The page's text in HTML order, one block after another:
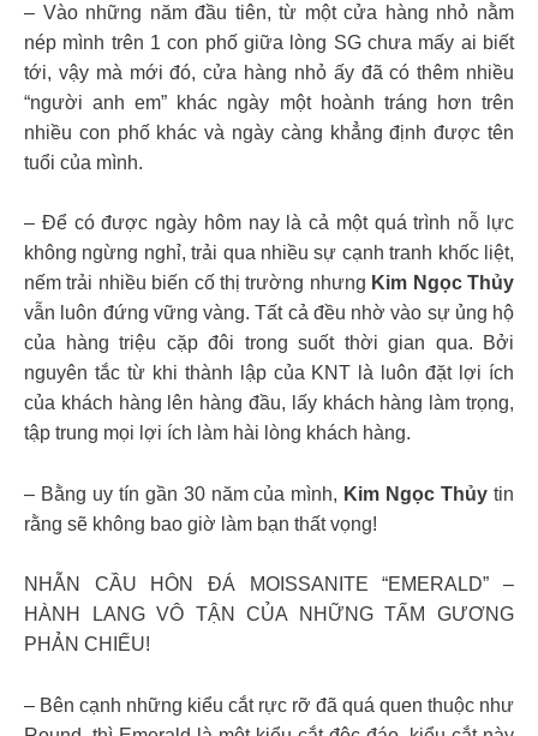
– Vào những năm đầu tiên, từ một cửa hàng nhỏ nằm
nép mình trên 1 con phố giữa lòng SG chưa mấy ai biết
tới, vậy mà mới đó, cửa hàng nhỏ ấy đã có thêm nhiều
“người anh em” khác ngày một hoành tráng hơn trên
nhiều con phố khác và ngày càng khẳng định được tên
tuổi của mình.
– Để có được ngày hôm nay là cả một quá trình nỗ lực
không ngừng nghỉ, trải qua nhiều sự cạnh tranh khốc liệt,
nếm trải nhiều biến cố thị trường nhưng Kim Ngọc Thủy
vẫn luôn đứng vững vàng. Tất cả đều nhờ vào sự ủng hộ
của hàng triệu cặp đôi trong suốt thời gian qua. Bởi
nguyên tắc từ khi thành lập của KNT là luôn đặt lợi ích
của khách hàng lên hàng đầu, lấy khách hàng làm trọng,
tập trung mọi lợi ích làm hài lòng khách hàng.
– Bằng uy tín gần 30 năm của mình, Kim Ngọc Thủy tin
rằng sẽ không bao giờ làm bạn thất vọng!
NHẪN CẦU HÔN ĐÁ MOISSANITE “EMERALD” –
HÀNH LANG VÔ TẬN CỦA NHỮNG TẤM GƯƠNG
PHẢN CHIẾU!
– Bên cạnh những kiểu cắt rực rỡ đã quá quen thuộc như